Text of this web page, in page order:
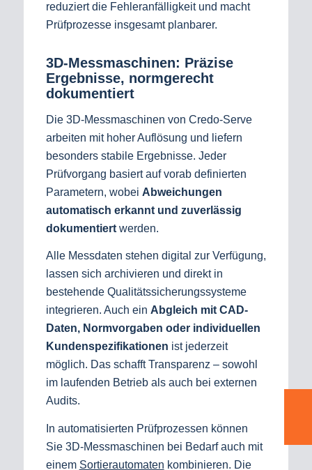
reduziert die Fehleranfälligkeit und macht
Prüfprozesse insgesamt planbarer.
3D-Messmaschinen: Präzise
Ergebnisse, normgerecht
dokumentiert
Die 3D-Messmaschinen von Credo-Serve
arbeiten mit hoher Auflösung und liefern
besonders stabile Ergebnisse. Jeder
Prüfvorgang basiert auf vorab definierten
Parametern, wobei Abweichungen
automatisch erkannt und zuverlässig
dokumentiertwerden.
Alle Messdaten stehen digital zur Verfügung,
lassen sich archivieren und direkt in
bestehende Qualitätssicherungssysteme
integrieren. Auch ein Abgleich mit CAD-
Daten, Normvorgaben oder individuellen
Kundenspezifikationen ist jederzeit
möglich. Das schafft Transparenz – sowohl
im laufenden Betrieb als auch bei externen
Audits.
In automatisierten Prüfprozessen können
Sie 3D-Messmaschinen bei Bedarf auch mit
einem Sortierautomaten kombinieren. Die